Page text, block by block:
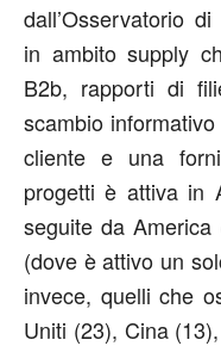
dall’Osservatorio
in ambito supply
B2b, rapporti di
scambio
cliente e una
progetti è attiva in
seguite da
(dove è attivo un
invece, quelli che
Uniti (23), Cina